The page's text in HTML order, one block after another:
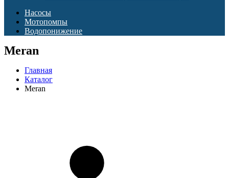
Насосы
Мотопомпы
Водопонижение
Meran
Главная
Каталог
Meran